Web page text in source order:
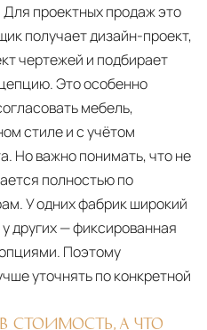
проектных продаж это
получает дизайн-проект,
чертежей и подбирает
Это особенно
мебель,
стиле и с учётом
Но важно понимать, что не
полностью по
У одних фабрик широкий
других — фиксированная
Поэтому
уточнять по конкретной
СТОИМОСТЬ, А ЧТО